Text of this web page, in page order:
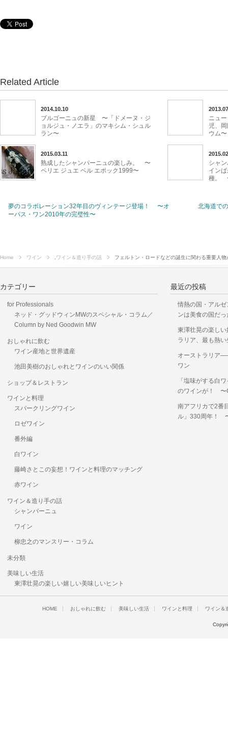
Related Article
2014.10.10
ブルゴーニュの新星 〜「ドメーヌ・ジ
ョルジュ・ノエラ」のマキシム・シュル
ラン〜
ニュ
児、
ウム〜
2015.03.11
熟成したシャンパーニュの楽しみ。 〜
ペリエ ジュエ ベル エポック1999〜
シャ
イン
種。
夢のコラボレーション32年目のヴィンテージ登場！ 〜オ
ーパス・ワン2010年の完璧性〜
北海道で
Home ワイン ワイン＆造り手の話 フェルトン・ロードなどの誕生に関わる重要人
カテゴリー
for Professionals
ネッド・グッドウィンMWのスペシャル・コラム／
Column by Ned Goodwin MW
おしゃれに飲む
ワイン産地と世界遺産
池田美樹のおしゃれとワインのいい関係
ショップ＆レストラン
ワインと料理
スパークリングワイン
ロゼワイン
番外編
白ワイン
藤崎さとこの妄想！ワインと料理のマッチング
赤ワイン
ワイン＆造り手の話
シャンパーニュ
ワイン
柳忠之のマンスリー・コラム
未分類
美味しい生活
東澤壮晃の楽しい嬉しい美味しいヒント
最近の投稿
情熱の国・アル
ンは美食の国だっ
東澤壮晃の楽し
ラリア、最も熱
オーストラリア
ワン
「塩味がする白
のワインが！ 〜
南アフリカで2番
ル」330周年！
HOME おしゃれに飲む 美味しい生活 ワインと料理 ワイン＆